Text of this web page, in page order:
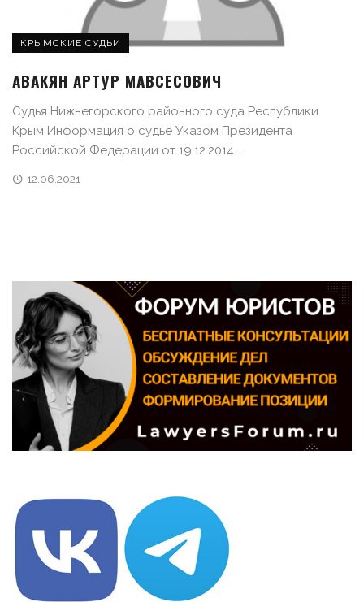
КРЫМСКИЕ СУДЬИ
АВАКЯН АРТУР МАВСЕСОВИЧ
Судья Нижнегорского районного суда Республики
Крым Информация о судье Указом Президента
Российской Федерации от 19.12.2014 ...
12.06.2021